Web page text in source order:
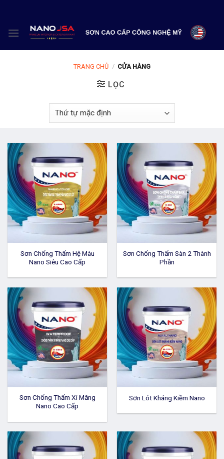
content
TRANG CHỦ / CỬA HÀNG
LỌC
Sơn Chống Thấm Hệ Màu
Nano Siêu Cao Cấp
Sơn Chống Thấm Sàn 2 Thành
Phần
Sơn Chống Thấm Xi Măng
Nano Cao Cấp
Sơn Lót Kháng Kiềm Nano